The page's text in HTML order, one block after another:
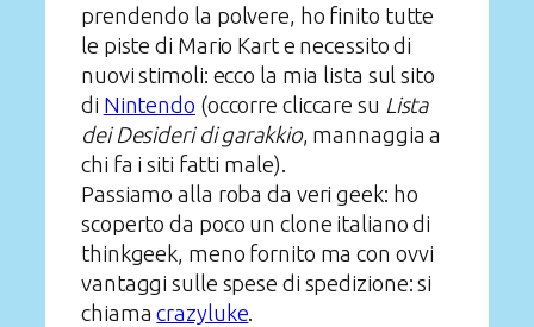
prendendo la polvere, ho finito tutte
le piste di Mario Kart e necessito di
nuovi stimoli: ecco la mia lista sul sito
di Nintendo (occorre cliccare su Lista
dei Desideri di garakkio, mannaggia a
chi fa i siti fatti male).
Passiamo alla roba da veri geek: ho
scoperto da poco un clone italiano di
thinkgeek, meno fornito ma con ovvi
vantaggi sulle spese di spedizione: si
chiamacrazyluke.